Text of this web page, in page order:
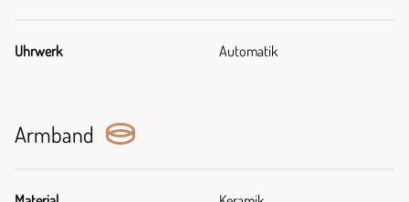
Uhrwerk Automatik
Armband